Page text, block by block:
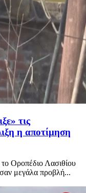
τις
η αποτίμηση
Οροπέδιο Λασιθίου
μεγάλα προβλή...